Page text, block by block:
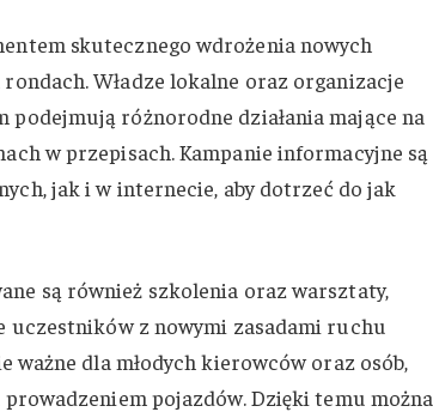
skutecznego wdrożenia nowych
Władze lokalne oraz organizacje
różnorodne działania mające na
w przepisach. Kampanie informacyjne są
jak i w internecie, aby dotrzeć do jak
są również szkolenia oraz warsztaty,
z nowymi zasadami ruchu
ważne dla młodych kierowców oraz osób,
pojazdów. Dzięki temu można